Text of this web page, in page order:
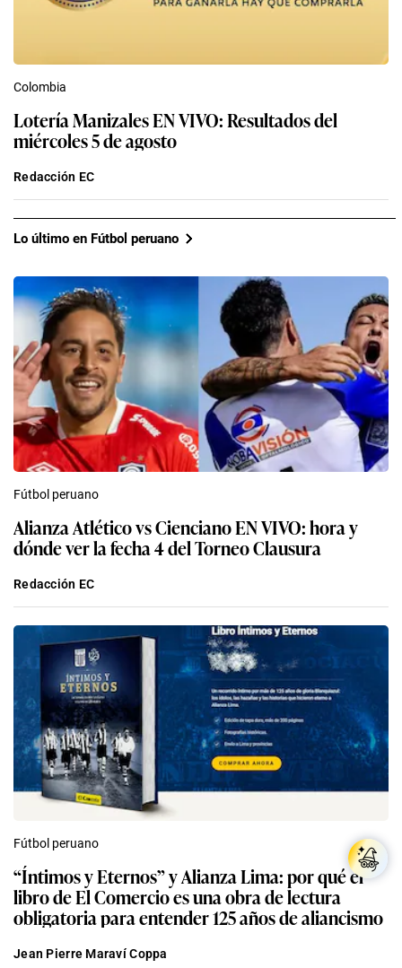
Colombia
Lotería Manizales EN VIVO: Resultados del
miércoles 5 de agosto
Redacción EC
Lo último en Fútbol peruano
Fútbol peruano
Alianza Atlético vs Cienciano EN VIVO: hora y
dónde ver la fecha 4 del Torneo Clausura
Redacción EC
Fútbol peruano
“Íntimos y Eternos” y Alianza Lima: por qué el
libro de El Comercio es una obra de lectura
obligatoria para entender 125 años de aliancismo
Jean Pierre Maraví Coppa